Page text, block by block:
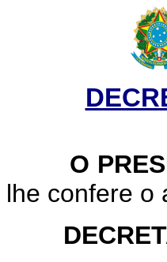
O
lhe confere o